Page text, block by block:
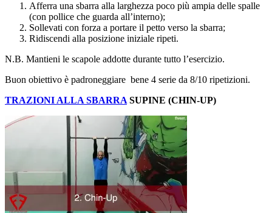
Afferra una sbarra alla larghezza poco più ampia delle spalle
(con pollice che guarda all’interno);
Sollevati con forza a portare il petto verso la sbarra;
Ridiscendi alla posizione iniziale ripeti.
N.B. Mantieni le scapole addotte durante tutto l’esercizio.
Buon obiettivo è padroneggiare bene 4 serie da 8/10 ripetizioni.
TRAZIONI ALLA SBARRA SUPINE (CHIN-UP)